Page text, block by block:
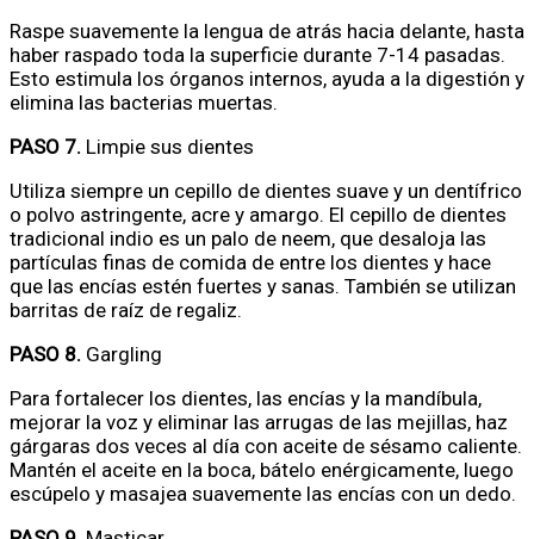
Raspe suavemente la lengua de atrás hacia delante, hasta
haber raspado toda la superficie durante 7-14 pasadas.
Esto estimula los órganos internos, ayuda a la digestión y
elimina las bacterias muertas.
PASO 7. Limpie sus dientes
Utiliza siempre un cepillo de dientes suave y un dentífrico
o polvo astringente, acre y amargo. El cepillo de dientes
tradicional indio es un palo de neem, que desaloja las
partículas finas de comida de entre los dientes y hace
que las encías estén fuertes y sanas. También se utilizan
barritas de raíz de regaliz.
PASO 8. Gargling
Para fortalecer los dientes, las encías y la mandíbula,
mejorar la voz y eliminar las arrugas de las mejillas, haz
gárgaras dos veces al día con aceite de sésamo caliente.
Mantén el aceite en la boca, bátelo enérgicamente, luego
escúpelo y masajea suavemente las encías con un dedo.